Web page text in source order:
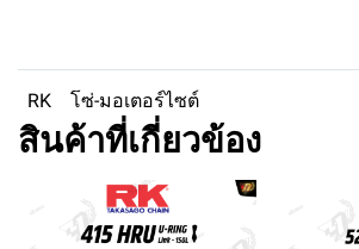
RK โซ่-มอเตอร์ไซต์
สินค้าที่เกี่ยวข้อง